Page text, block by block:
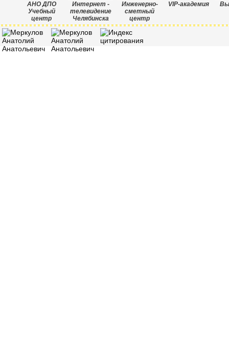
АНО ДПО
Учебный
центр
Интернет -
телевидение
Челябинска
Инженерно-
сметный
центр
VIP-академия